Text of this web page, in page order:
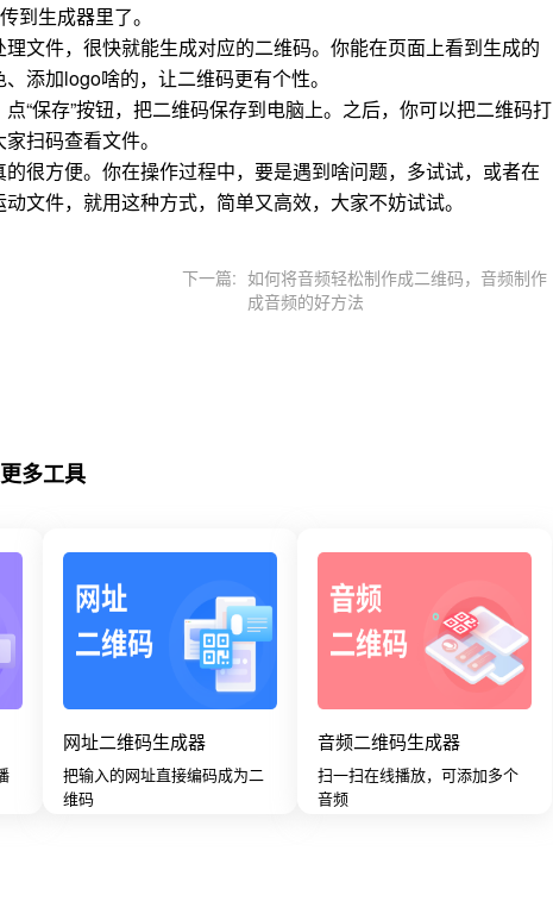
到生成器里了。
文件，很快就能生成对应的二维码。你能在页面上看到生成的
添加logo啥的，让二维码更有个性。
“保存”按钮，把二维码保存到电脑上。之后，你可以把二维码打
扫码查看文件。
很方便。你在操作过程中，要是遇到啥问题，多试试，或者在
文件，就用这种方式，简单又高效，大家不妨试试。
下一篇: 如何将音频轻松制作成二维码，音频制作
成音频的好方法
更多工具
网址二维码生成器
把输入的网址直接编码成为二
维码
音频二维码生成器
扫一扫在线播放，可添加多个
音频